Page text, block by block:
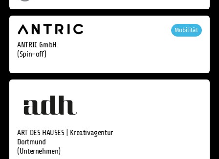
ANTRIC GmbH
(Spin-off)
Mobilität
ART DES HAUSES | Kreativagentur
Dortmund
(Unternehmen)